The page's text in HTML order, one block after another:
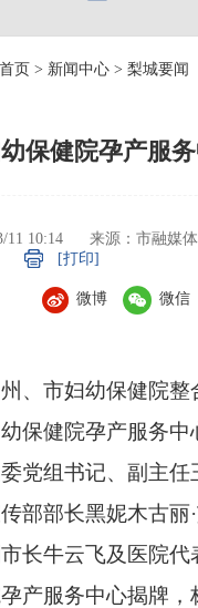
首页 > 新闻中心 > 梨城要闻
保健院孕产服
11 10:14
来源：市融媒
[打印]
微博 微信
、市妇幼保健院
保健院孕产服务中
党组书记、副主任
部部长黑妮木古丽
长牛云飞及医院代
产服务中心揭牌，